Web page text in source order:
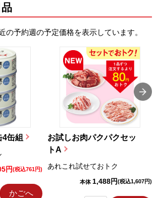
の予約週の予定価格を表示しています。
4缶組
円(税込761円)
かごへ
お試しお肉パクパクセッ
トA
あれこれ試せておトク
本体 1,488円(税込1,607円)